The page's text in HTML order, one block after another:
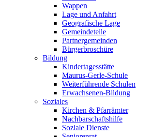
Wappen
Lage und Anfahrt
Geografische Lage
Gemeindeteile
Partnergemeinden
Bürgerbroschüre
Bildung
Kindertagesstätte
Maurus-Gerle-Schule
Weiterführende Schulen
Erwachsenen-Bildung
Soziales
Kirchen & Pfarrämter
Nachbarschaftshilfe
Soziale Dienste